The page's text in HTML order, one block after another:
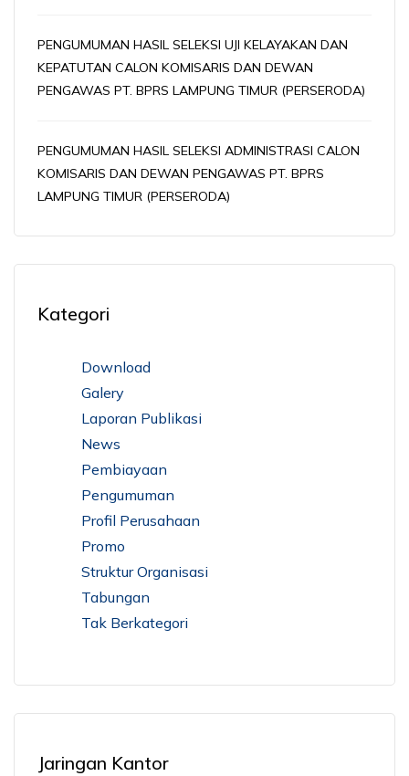
PENGUMUMAN HASIL SELEKSI UJI KELAYAKAN DAN
KEPATUTAN CALON KOMISARIS DAN DEWAN
PENGAWAS PT. BPRS LAMPUNG TIMUR (PERSERODA)
PENGUMUMAN HASIL SELEKSI ADMINISTRASI CALON
KOMISARIS DAN DEWAN PENGAWAS PT. BPRS
LAMPUNG TIMUR (PERSERODA)
Kategori
Download
Galery
Laporan Publikasi
News
Pembiayaan
Pengumuman
Profil Perusahaan
Promo
Struktur Organisasi
Tabungan
Tak Berkategori
Jaringan Kantor